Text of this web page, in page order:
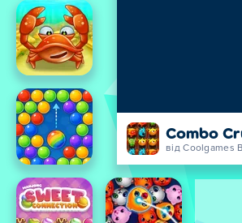
Combo
від Coolgames